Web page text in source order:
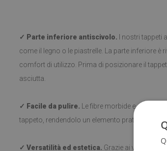
✓ Parte inferiore antiscivolo. I nostri tappeti
come il legno o le piastrelle. La parte inferiore è
comfort di utilizzo. Prima di posizionare il
asciutta.
✓ Facile da pulire. Le fibre morbide e corte
tappeto, rendendolo un elemento pratico in ogni
✓ Versatilità ed estetica. Grazie ai vari